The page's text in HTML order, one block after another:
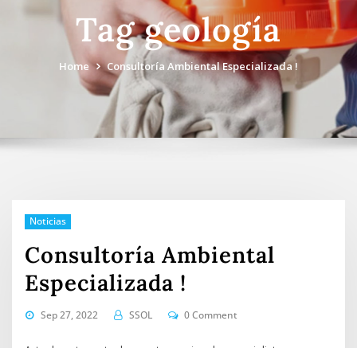
Tag geología
Home Consultoría Ambiental Especializada !
Noticias
Consultoría Ambiental
Especializada !
Sep 27, 2022 SSOL 0 Comment